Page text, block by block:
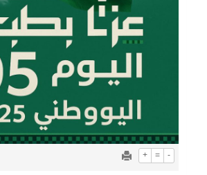
+ = -